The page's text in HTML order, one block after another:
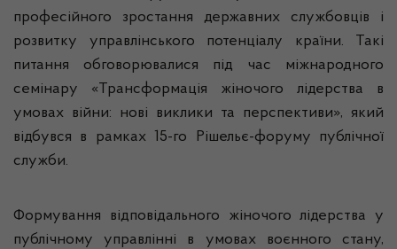
професійного зростання державних службовців і
розвитку управлінського потенціалу країни. Такі
питання обговорювалися під час міжнародного
семінару «Трансформація жіночого лідерства в
умовах війни: нові виклики та перспективи», який
відбувся в рамках 15-го Рішельє-форуму публічної
служби.
Формування відповідального жіночого лідерства у
публічному управлінні в умовах воєнного стану,